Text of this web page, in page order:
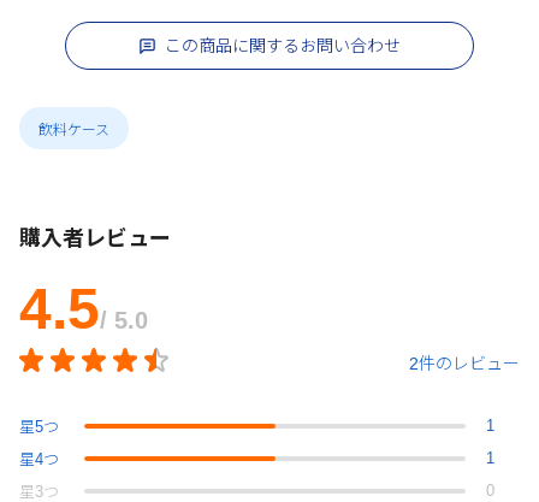
この商品に関するお問い合わせ
飲料ケース
購入者レビュー
4.5/ 5.0
2件のレビュー
星5つ
1
星4つ
1
星 3つ
0